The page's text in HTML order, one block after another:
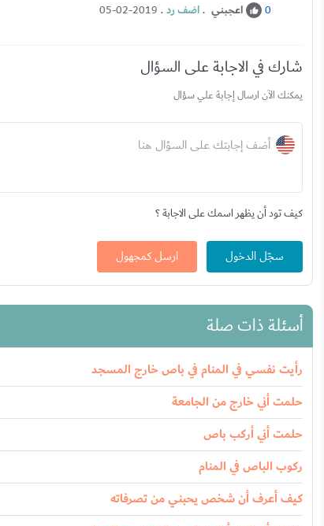
0 اعجبني .اضف رد.
05-02-2019
شارك في الاجابة على السؤال
يمكنك الآن ارسال إجابة علي سؤال
أضف إجابتك على السؤال هنا
كيف تود أن يظهر اسمك على الاجابة ؟
سجّل الدخول ارسل كمجهول
أسئلة ذات صلة
رأيت نفسي في المنام في باص خارج المسجد
حلمت أني خارج من الجامعة
حلمت أني أركب باص
ركوب الباص في المنام
كيف أعرف أن شخص يحبني من تصرفاته